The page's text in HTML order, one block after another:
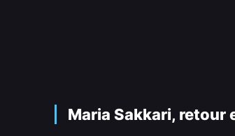
Maria Sakkari, retour